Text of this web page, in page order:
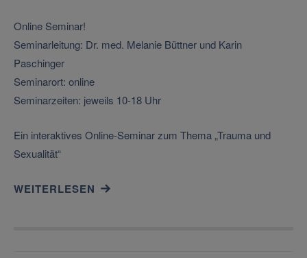
Online Seminar!
Seminarleitung: Dr. med. Melanie Büttner und Karin
Paschinger
Seminarort: online
Seminarzeiten: jeweils 10-18 Uhr
Ein interaktives Online-Seminar zum Thema „Trauma und
Sexualität“
WEITERLESEN